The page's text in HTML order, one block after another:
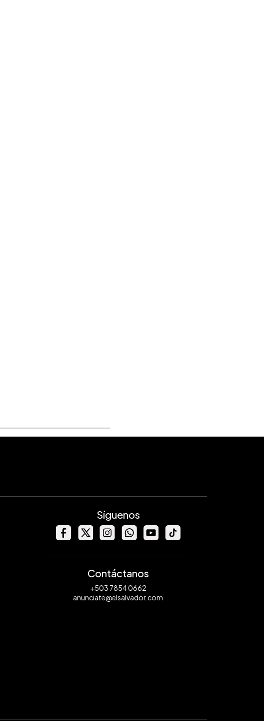
Síguenos
Contáctanos
+503 7854 0662
anunciate@elsalvador.com